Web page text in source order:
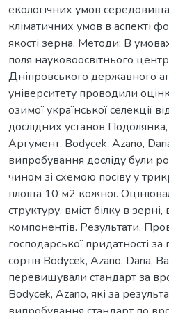
екологічних умов
кліматичних умов в аспекті
якості зерна. Методи: В
поля науковоосвітнього
Дніпровського державного
університету проводили
озимої української селекції
дослідних установ
Аргумент, Bodycek, Azano,
випробування досліду були
чином зі схемою посіву у
площа 10 м2 кожної.
структуру, вміст білку в зерні,
компонентів. Результати.
господарської придатності
сортів Bodycek, Azano, Daria,
перевищували стандарт за
Bodycek, Azano, які за